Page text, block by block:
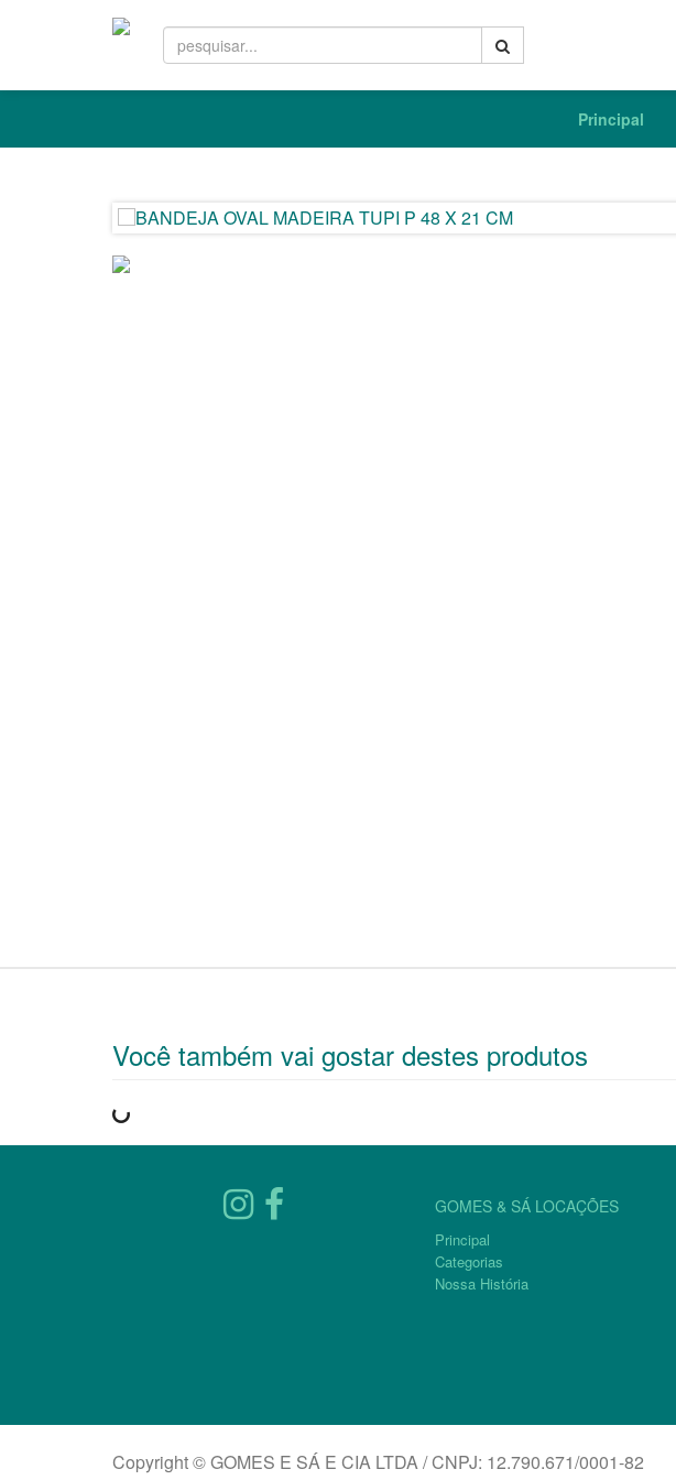
Principal
Você também vai gostar destes produtos
GOMES & SÁ LOCAÇÕES
Principal
Categorias
Nossa História
Copyright © GOMES E SÁ E CIA LTDA / CNPJ: 12.790.671/0001-82